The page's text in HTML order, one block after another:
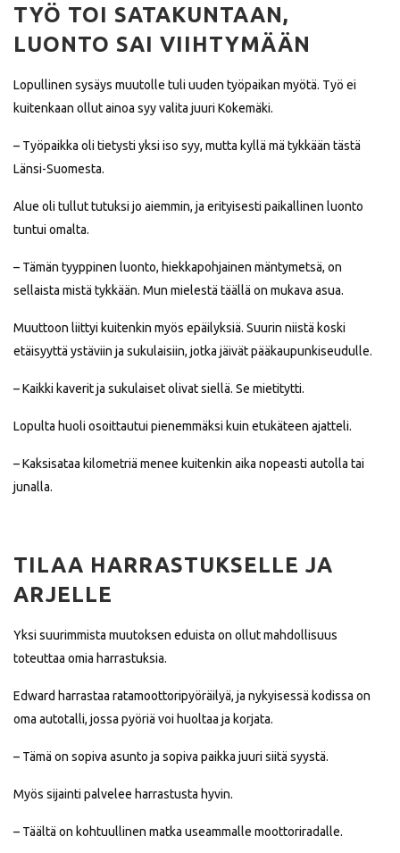
TYÖ TOI SATAKUNTAAN,
LUONTO SAI VIIHTYMÄÄN
Lopullinen sysäys muutolle tuli uuden työpaikan myötä. Työ ei
kuitenkaan ollut ainoa syy valita juuri Kokemäki.
– Työpaikka oli tietysti yksi iso syy, mutta kyllä mä tykkään tästä
Länsi-Suomesta.
Alue oli tullut tutuksi jo aiemmin, ja erityisesti paikallinen luonto
tuntui omalta.
– Tämän tyyppinen luonto, hiekkapohjainen mäntymetsä, on
sellaista mistä tykkään. Mun mielestä täällä on mukava asua.
Muuttoon liittyi kuitenkin myös epäilyksiä. Suurin niistä koski
etäisyyttä ystäviin ja sukulaisiin, jotka jäivät pääkaupunkiseudulle.
– Kaikki kaverit ja sukulaiset olivat siellä. Se mietitytti.
Lopulta huoli osoittautui pienemmäksi kuin etukäteen ajatteli.
– Kaksisataa kilometriä menee kuitenkin aika nopeasti autolla tai
junalla.
TILAA HARRASTUKSELLE JA
ARJELLE
Yksi suurimmista muutoksen eduista on ollut mahdollisuus
toteuttaa omia harrastuksia.
Edward harrastaa ratamoottoripyöräilyä, ja nykyisessä kodissa on
oma autotalli, jossa pyöriä voi huoltaa ja korjata.
– Tämä on sopiva asunto ja sopiva paikka juuri siitä syystä.
Myös sijainti palvelee harrastusta hyvin.
– Täältä on kohtuullinen matka useammalle moottoriradalle.